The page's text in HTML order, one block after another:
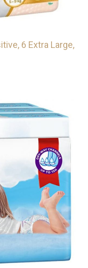
6 Extra Large,